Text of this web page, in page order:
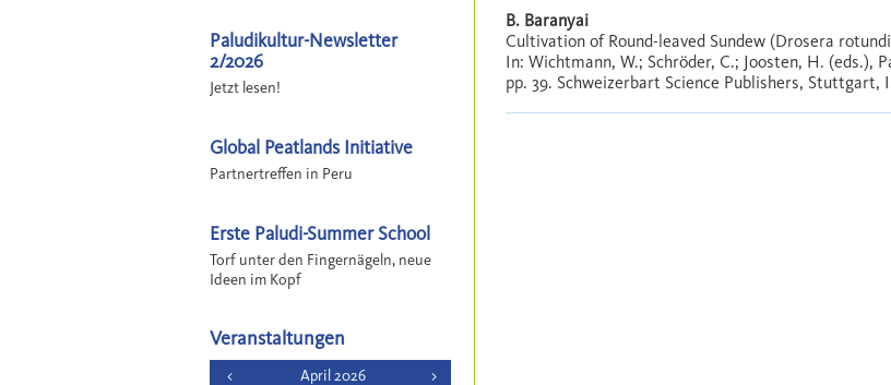
B. Baranyai
Cultivation of Round-leaved Sundew (Drosera
In: Wichtmann, W.; Schröder, C.; Joosten, H. (eds.),
pp. 39. Schweizerbart Science Publishers, Stuttgart,
Paludikultur-Newsletter
2/2026
Jetzt lesen!
Global Peatlands Initiative
Partnertreffen in Peru
Erste Paludi-Summer School
Torf unter den Fingernägeln, neue
Ideen im Kopf
Veranstaltungen
< April 2026 >